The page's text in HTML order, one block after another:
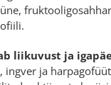
liikuvust ja
ingver ja